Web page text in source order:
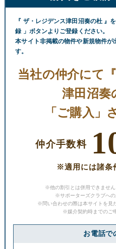
『 ザ・レジデンス津田沼奏の杜 』
録 」ボタンよりご登録ください。
本サイト非掲載の物件や新規物件が
す。
当社の仲介にて
津田沼奏
「ご購入」
仲介手数料
※適用には諸条
※他の割引とは併用できません
※サポーターズクラブへの
※問い合わせの際は本サイトを見
※媒介契約時までのご
お電話で